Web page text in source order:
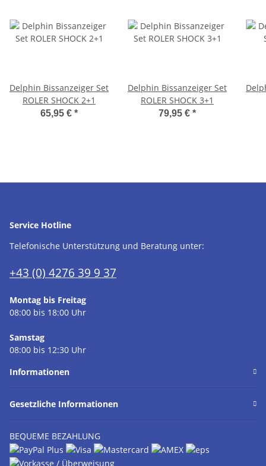
Delphin Bissanzeiger Set
ROLER SHOCK 2+1
65,95 € *
Delphin Bissanzeiger Set
ROLER SHOCK 3+1
79,95 € *
Service Hotline
Telefonische Unterstützung und Beratung unter:
+43 (0) 4276 39 9 37
Montag bis Freitag
08:00 bis 18:00 Uhr
Samstag
08:00 bis 12:30 Uhr
Informationen
Gesetzliche Informationen
BEQUEME BEZAHLUNG